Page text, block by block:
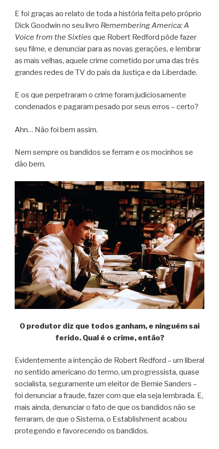
E foi graças ao relato de toda a história feita pelo próprio
Dick Goodwin no seu livro Remembering America: A
Voice from the Sixties que Robert Redford pôde fazer
seu filme, e denunciar para as novas gerações, e lembrar
as mais velhas, aquele crime cometido por uma das três
grandes redes de TV do país da Justiça e da Liberdade.
E os que perpetraram o crime foram judiciosamente
condenados e pagaram pesado por seus erros – certo?
Ahn… Não foi bem assim.
Nem sempre os bandidos se ferram e os mocinhos se
dão bem.
O produtor diz que todos ganham, e ninguém sai
ferido. Qual é o crime, então?
Evidentemente a intenção de Robert Redford – um liberal
no sentido americano do termo, um progressista, quase
socialista, seguramente um eleitor de Bernie Sanders –
foi denunciar a fraude, fazer com que ela seja lembrada. E,
mais ainda, denunciar o fato de que os bandidos não se
ferraram, de que o Sistema, o Establishment acabou
protegendo e favorecendo os bandidos.